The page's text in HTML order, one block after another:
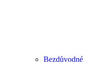
Bezdůvodné